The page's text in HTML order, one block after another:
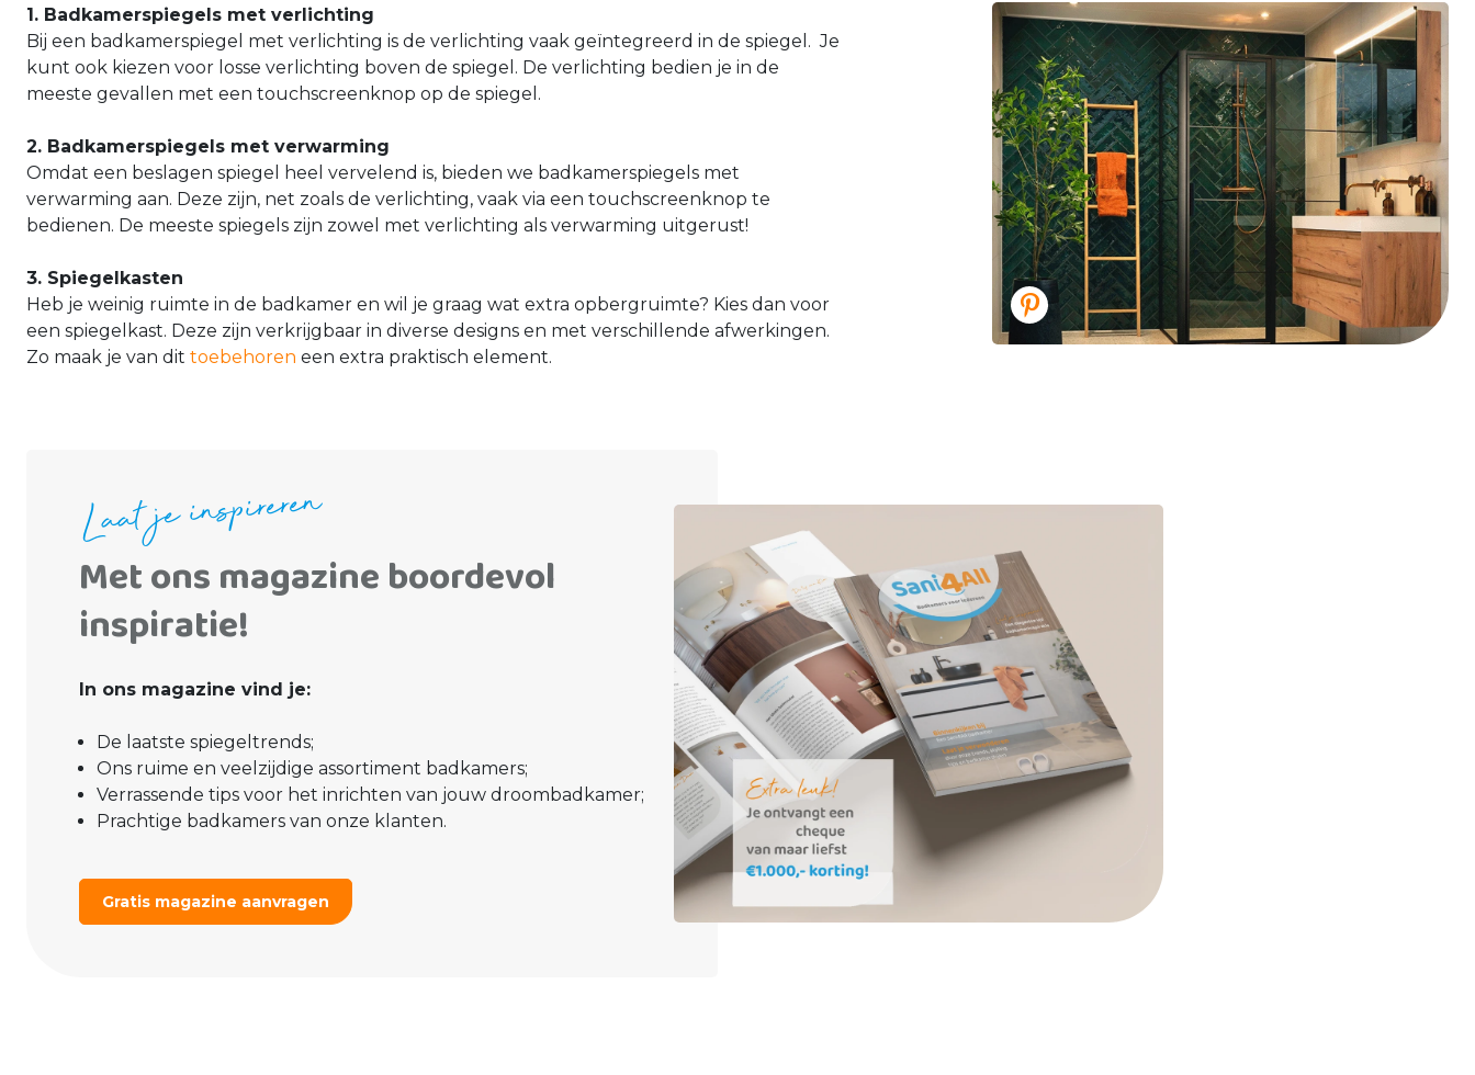
1. Badkamerspiegels met verlichting
Bij een badkamerspiegel met verlichting is de verlichting vaak geïntegreerd in de spiegel. Je
kunt ook kiezen voor losse verlichting boven de spiegel. De verlichting bedien je in de
meeste gevallen met een touchscreenknop op de spiegel.
2. Badkamerspiegels met verwarming
Omdat een beslagen spiegel heel vervelend is, bieden we badkamerspiegels met
verwarming aan. Deze zijn, net zoals de verlichting, vaak via een touchscreenknop te
bedienen. De meeste spiegels zijn zowel met verlichting als verwarming uitgerust!
3. Spiegelkasten
Heb je weinig ruimte in de badkamer en wil je graag wat extra opbergruimte? Kies dan voor
een spiegelkast. Deze zijn verkrijgbaar in diverse designs en met verschillende afwerkingen.
Zo maak je van dit toebehoren een extra praktisch element.
Laat je inspireren
Met ons magazine boordevol
inspiratie!
In ons magazine vind je:
De laatste spiegeltrends;
Ons ruime en veelzijdige assortiment badkamers;
Verrassende tips voor het inrichten van jouw droombadkamer;
Prachtige badkamers van onze klanten.
Gratis magazine aanvragen